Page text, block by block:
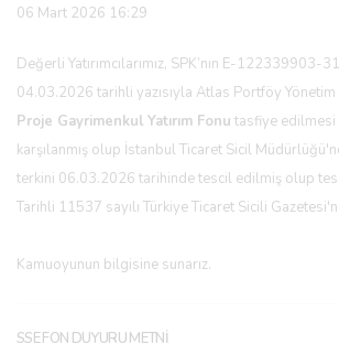
06 Mart 2026 16:29
Değerli Yatırımcılarımız, SPK’nın E-
04.03.2026 tarihli yazısıyla Atlas Portföy Yönetim
Proje Gayrimenkul Yatırım Fonu tasfiye
karşılanmış olup İstanbul Ticaret Sicil
terkini 06.03.2026 tarihinde tescil edilmiş olup
Tarihli 11537 sayılı Türkiye Ticaret Sicili
Kamuoyunun bilgisine sunarız.
SSE FON DUYURU METNİ